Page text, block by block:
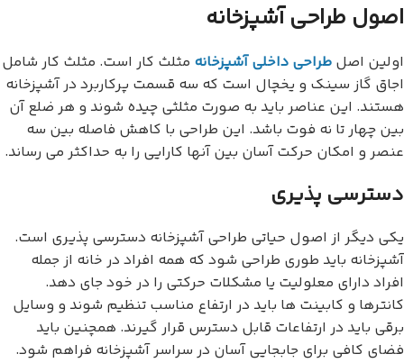
اصول طراحی آشپزخانه
اولین اصل طراحی داخلی آشپزخانه مثلث کار است. مثلث کار شامل
اجاق گاز سینک و یخچال است که سه قسمت پرکاربرد در آشپزخانه
هستند. این عناصر باید به صورت مثلثی چیده شوند و هر ضلع آن
بین چهار تا نه فوت باشد. این طراحی با کاهش فاصله بین سه
عنصر و امکان حرکت آسان بین آنها کارایی را به حداکثر می رساند.
دسترسی پذیری
یکی دیگر از اصول حیاتی طراحی آشپزخانه دسترسی پذیری است.
آشپزخانه باید طوری طراحی شود که همه افراد در خانه از جمله
افراد دارای معلولیت یا مشکلات حرکتی را در خود جای دهد.
کانترها و کابینت ها باید در ارتفاع مناسب تنظیم شوند و وسایل
برقی باید در ارتفاعات قابل دسترس قرار گیرند. همچنین باید
فضای کافی برای جابجایی آسان در سراسر آشپزخانه فراهم شود.